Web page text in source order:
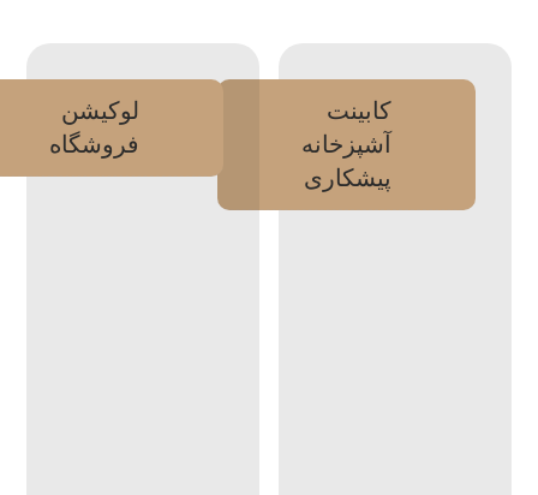
کابینت
آشپزخانه
پیشکاری
لوکیشن
فروشگاه